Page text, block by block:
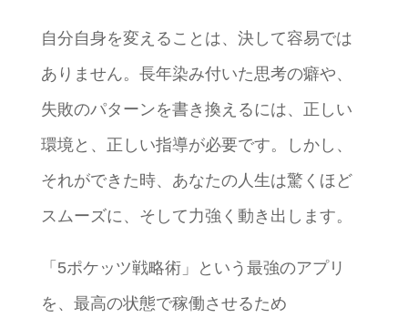
自分自身を変えることは、決して容易では
ありません。長年染み付いた思考の癖や、
失敗のパターンを書き換えるには、正しい
環境と、正しい指導が必要です。しかし、
それができた時、あなたの人生は驚くほど
スムーズに、そして力強く動き出します。
「5ポケッツ戦略術」という最強のアプリ
を、最高の状態で稼働させるため